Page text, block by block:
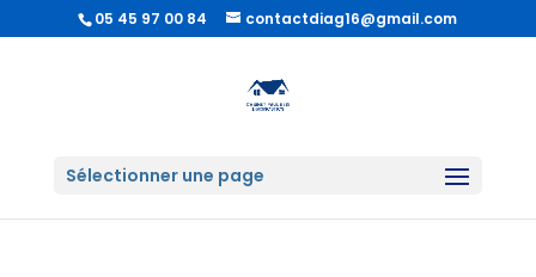
05 45 97 00 84 contactdiag16@gmail.com
Sélectionner une page